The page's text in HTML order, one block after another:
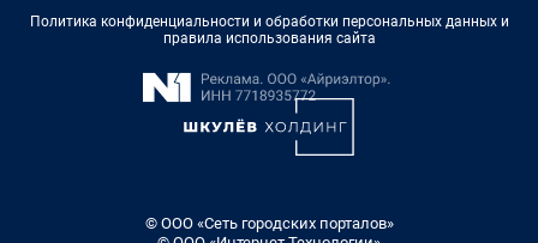
Политика конфиденциальности и обработки персональных данных и
правила использования сайта
© ООО «Сеть городских порталов»